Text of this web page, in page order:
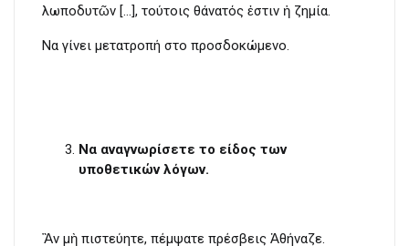
λωποδυτῶν […], τούτοις θάνατός ἐστιν ἡ ζημία.
Να γίνει μετατροπή στο προσδοκώμενο.
Να αναγνωρίσετε το είδος των
υποθετικών λόγων.
Ἂν μὴ πιστεύητε, πέμψατε πρέσβεις Ἀθήναζε.